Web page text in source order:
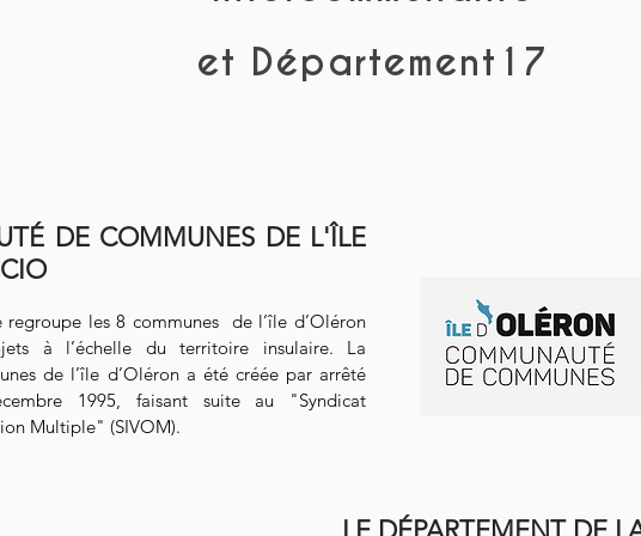
et Département17
DE COMMUNES DE L'ÎLE
les 8 communes de l’île d’Oléron
à l’échelle du territoire insulaire. La
de l’île d’Oléron a été créée par arrêté
1995, faisant suite au "Syndicat
Multiple" (SIVOM).